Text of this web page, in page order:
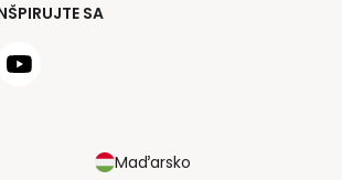
SA
Maďarsko